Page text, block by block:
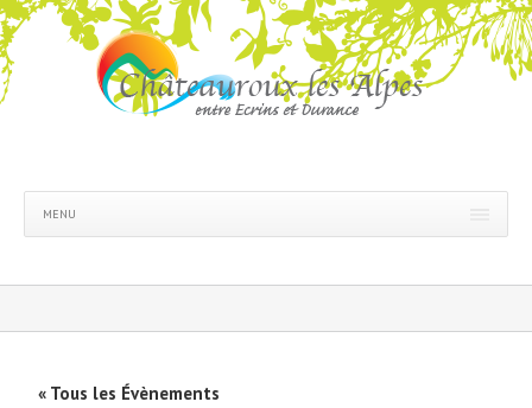
MENU
« Tous les Évènements